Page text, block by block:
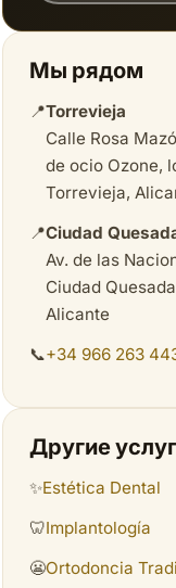
Мы рядом
📍Torrevieja
Calle Rosa
de ocio Ozone,
Torrevieja,
📍Ciudad
Av. de las
Ciudad
Alicante
📞+34 966 263
Другие
✨Estética Dental
🦷Implantología
😬Ortodoncia